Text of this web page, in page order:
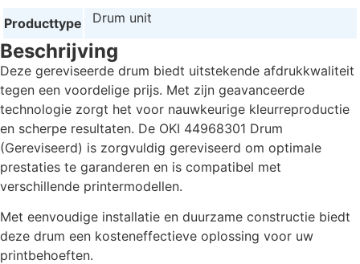
Producttype Drum unit
Beschrijving
Deze gereviseerde drum biedt uitstekende afdrukkwaliteit
tegen een voordelige prijs. Met zijn geavanceerde
technologie zorgt het voor nauwkeurige kleurreproductie
en scherpe resultaten. De OKI 44968301 Drum
(Gereviseerd) is zorgvuldig gereviseerd om optimale
prestaties te garanderen en is compatibel met
verschillende printermodellen.
Met eenvoudige installatie en duurzame constructie biedt
deze drum een kosteneffectieve oplossing voor uw
printbehoeften.